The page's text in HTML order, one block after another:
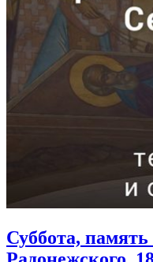
Суббота,